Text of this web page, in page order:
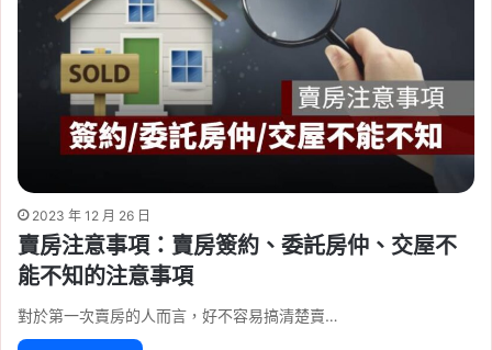
2023 年 12 月 26 日
賣房注意事項：賣房簽約、委託房仲、交屋不
能不知的注意事項
對於第一次賣房的人而言，好不容易搞清楚賣…